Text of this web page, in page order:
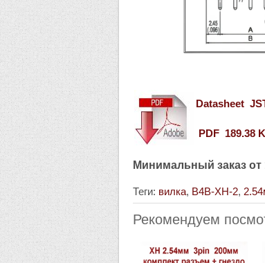
Datasheet
PDF 189.38
Минимальный заказ от
Теги: вилка, B4B-XH-2,
Рекомендуем